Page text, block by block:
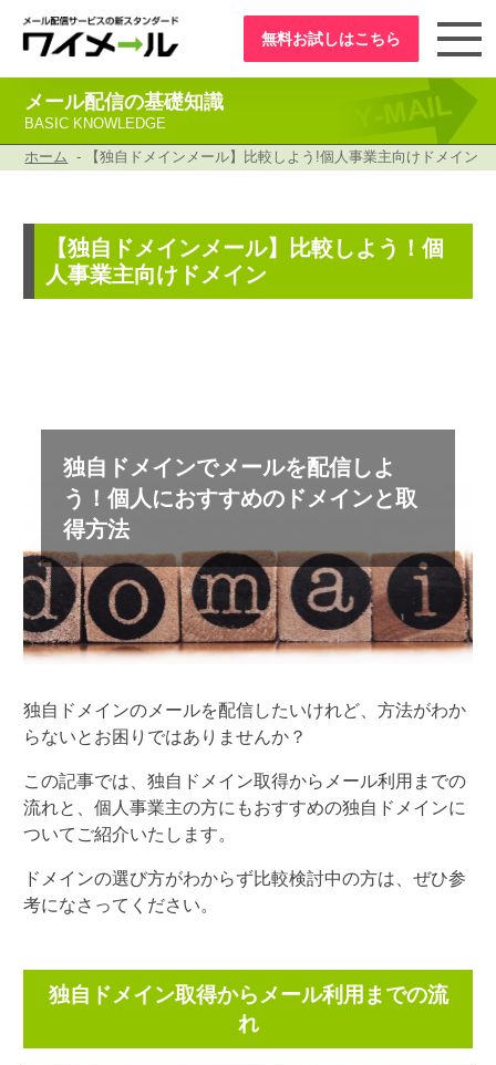
無料お試しはこちら
メール配信の基礎知識
BASIC KNOWLEDGE
ホーム - 【独自ドメインメール】比較しよう!個人事業主向けドメイン
【独自ドメインメール】比較しよう！個
人事業主向けドメイン
独自ドメインでメールを配信しよ
う！個人におすすめのドメインと取
得方法
独自ドメインのメールを配信したいけれど、方法がわか
らないとお困りではありませんか？
この記事では、独自ドメイン取得からメール利用までの
流れと、個人事業主の方にもおすすめの独自ドメインに
ついてご紹介いたします。
ドメインの選び方がわからず比較検討中の方は、ぜひ参
考になさってください。
独自ドメイン取得からメール利用までの流
れ